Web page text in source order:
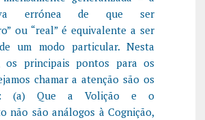
errónea de que ser
ou “real” é equivalente a ser
um modo particular. Nesta
os principais pontos para os
chamar a atenção são os
(a) Que a Volição e o
não são análogos à Cognição,